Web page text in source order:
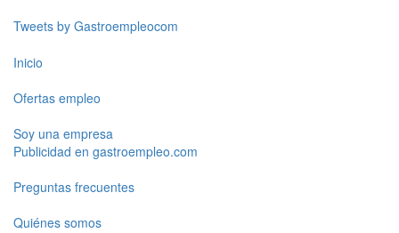
Tweets by Gastroempleocom
Inicio
Ofertas empleo
Soy una empresa
Publicidad en gastroempleo.com
Preguntas frecuentes
Quiénes somos